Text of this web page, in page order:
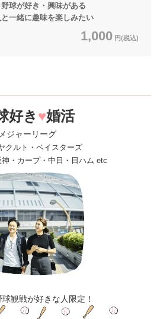
が好き・興味がある
一緒に趣味を楽しみたい
1,000 円(税込)
好き ♥婚活
メジャーリーグ
クルト・ベイスターズ
・カープ・中日・日ハム etc
観戦が好きな人限定！